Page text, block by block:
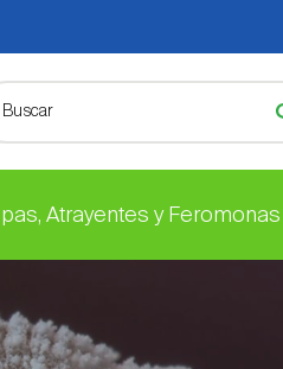
Atrayentes y Feromonas